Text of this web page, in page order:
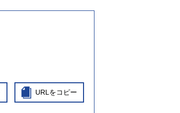
URLをコピー